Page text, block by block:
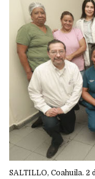
SALTILLO, Coahuila.